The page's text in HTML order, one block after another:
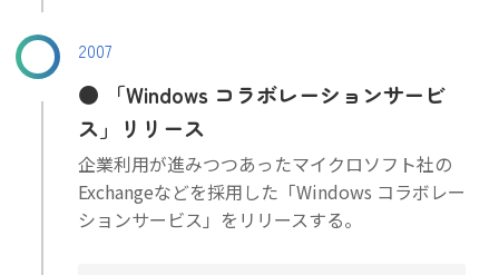
2007
「Windows コラボレーションサービ
ス」リリース
企業利用が進みつつあったマイクロソフト社の
Exchangeなどを採用した「Windows コラボレー
ションサービス」をリリースする。